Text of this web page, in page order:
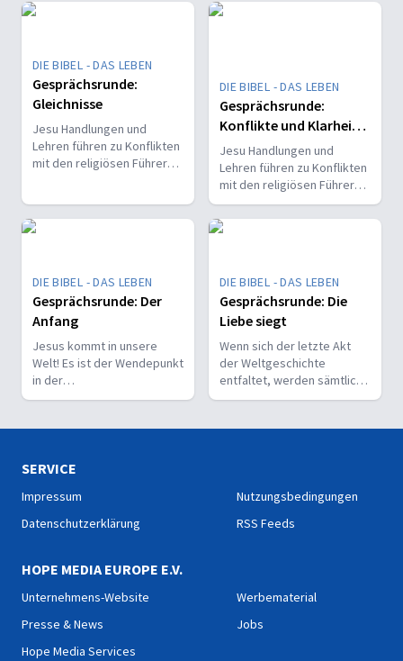
DIE BIBEL - DAS LEBEN
Gesprächsrunde:
Gleichnisse
Jesu Handlungen und
Lehren führen zu Konflikten
mit den religiösen Führern.
gängige Normen in Frage.
Barmherzigkeit über
starren,
menschengemachten
Regeln.
DIE BIBEL - DAS LEBEN
Gesprächsrunde:
Konflikte und Klarheit -
Oder: Darf das Jesus?!
Jesu Handlungen und
Lehren führen zu Konflikten
mit den religiösen Führern.
Er bringt Klarheit in
festgefahrene
Vorstellungen und stellt
Gerechtigkeit und
Barmherzigkeit über
starren,
menschengemachten
Regeln.
DIE BIBEL - DAS LEBEN
Gesprächsrunde: Der
Anfang
Jesus kommt in unsere
Welt! Es ist der Wendepunkt
in der
Menschheitsgeschichte. Ein
Annahme und Erneuerung
DIE BIBEL - DAS LEBEN
Gesprächsrunde: Die
Liebe siegt
Wenn sich der letzte Akt
der Weltgeschichte
entfaltet, werden sämtliche
Fragen zu Gottes Wesen
ausgeräumt sein. Die
SERVICE
Impressum
Datenschutzerklärung
Nutzungsbedingungen
RSS Feeds
HOPE MEDIA EUROPE E.V.
Unternehmens-Website
Presse & News
Hope Media Services
Werbematerial
Jobs